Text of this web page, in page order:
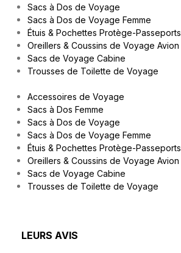
Sacs à Dos de Voyage
Sacs à Dos de Voyage Femme
Étuis & Pochettes Protège-Passeports
Oreillers & Coussins de Voyage Avion
Sacs de Voyage Cabine
Trousses de Toilette de Voyage
Accessoires de Voyage
Sacs à Dos Femme
Sacs à Dos de Voyage
Sacs à Dos de Voyage Femme
Étuis & Pochettes Protège-Passeports
Oreillers & Coussins de Voyage Avion
Sacs de Voyage Cabine
Trousses de Toilette de Voyage
LEURS AVIS